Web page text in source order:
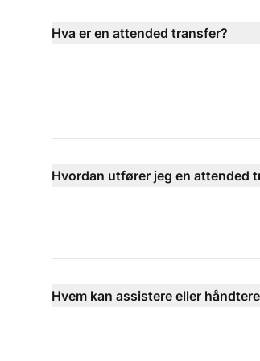
Hva er en attended transfer?
Hvordan utfører jeg en attended
Hvem kan assistere eller